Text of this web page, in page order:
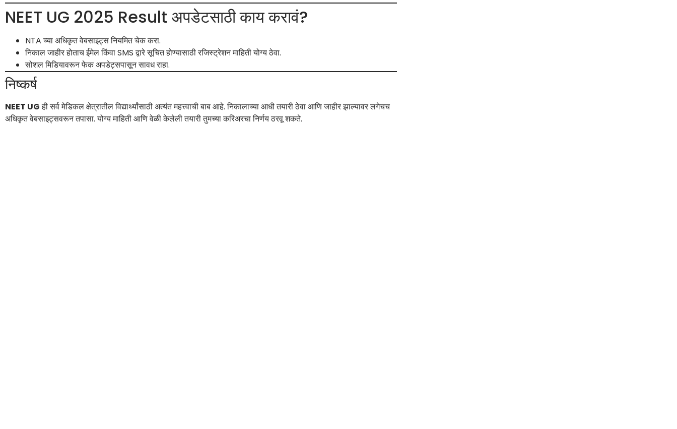
NEET UG 2025 Result अपडेटसाठी काय करावं?
NTA च्या अधिकृत वेबसाइट्स नियमित चेक करा.
निकाल जाहीर होताच ईमेल किंवा SMS द्वारे सूचित होण्यासाठी रजिस्ट्रेशन माहिती योग्य ठेवा.
सोशल मिडियावरून फेक अपडेट्सपासून सावध राहा.
निष्कर्ष
NEET UGही सर्व मेडिकल क्षेत्रातील विद्यार्थ्यांसाठी अत्यंत महत्त्वाची बाब आहे. निकालाच्या आधी तयारी ठेवा आणि जाहीर झाल्यावर लगेचच
अधिकृत वेबसाइट्सवरून तपासा. योग्य माहिती आणि वेळी केलेली तयारी तुमच्या करिअरचा निर्णय ठरवू शकते.